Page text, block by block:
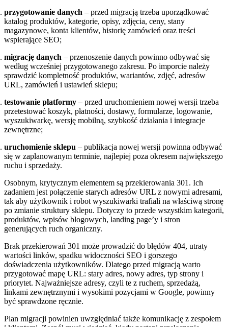
przygotowanie danych – przed migracją trzeba uporządkować
katalog produktów, kategorie, opisy, zdjęcia, ceny, stany
magazynowe, konta klientów, historię zamówień oraz treści
wspierające SEO;
migrację danych – przenoszenie danych powinno odbywać się
według wcześniej przygotowanego zakresu. Po imporcie należy
sprawdzić kompletność produktów, wariantów, zdjęć, adresów
URL, zamówień i ustawień sklepu;
testowanie platformy – przed uruchomieniem nowej wersji trzeba
przetestować koszyk, płatności, dostawy, formularze, logowanie,
wyszukiwarkę, wersję mobilną, szybkość działania i integracje
zewnętrzne;
uruchomienie sklepu – publikacja nowej wersji powinna odbywać
się w zaplanowanym terminie, najlepiej poza okresem największego
ruchu i sprzedaży.
Osobnym, krytycznym elementem są przekierowania 301. Ich
zadaniem jest połączenie starych adresów URL z nowymi adresami,
tak aby użytkownik i robot wyszukiwarki trafiali na właściwą stronę
po zmianie struktury sklepu. Dotyczy to przede wszystkim kategorii,
produktów, wpisów blogowych, landing page’y i stron
generujących ruch organiczny.
Brak przekierowań 301 może prowadzić do błędów 404, utraty
wartości linków, spadku widoczności SEO i gorszego
doświadczenia użytkowników. Dlatego przed migracją warto
przygotować mapę URL: stary adres, nowy adres, typ strony i
priorytet. Najważniejsze adresy, czyli te z ruchem, sprzedażą,
linkami zewnętrznymi i wysokimi pozycjami w Google, powinny
być sprawdzone ręcznie.
Plan migracji powinien uwzględniać także komunikację z zespołem